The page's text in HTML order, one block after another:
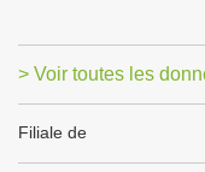
> Voir toutes les
Filiale de